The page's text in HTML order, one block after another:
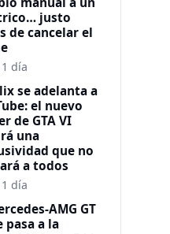
justo
de cancelar el
día
se adelanta a
el nuevo
de GTA VI
una
que no
a todos
día
AMG GT
pasa a la